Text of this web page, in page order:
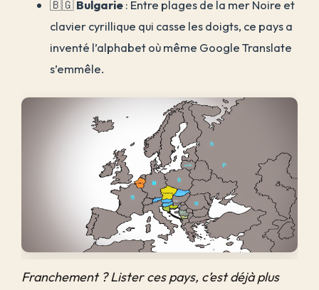
🇧🇬Bulgarie: Entre plages de la mer Noire et
clavier cyrillique qui casse les doigts, ce pays a
inventé l’alphabet où même Google Translate
s’emmêle.
Franchement ? Lister ces pays, c’est déjà plus